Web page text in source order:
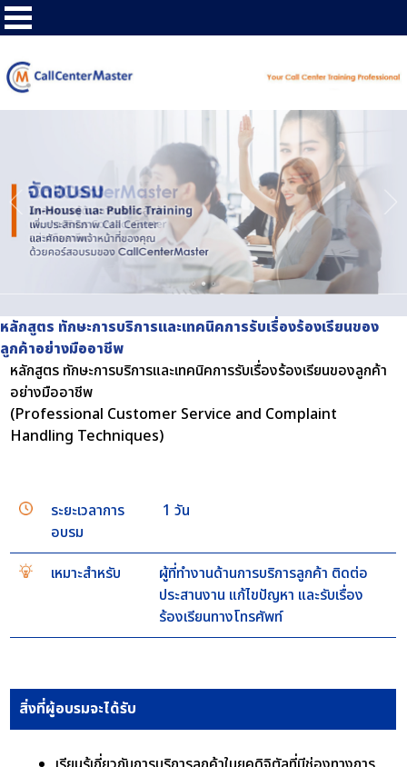
หลักสูตร ทักษะการบริการและเทคนิคการรับเรื่องร้องเรียนของ
ลูกค้าอย่างมืออาชีพ
หลักสูตร ทักษะการบริการและเทคนิคการรับเรื่องร้องเรียนของลูกค้า
อย่างมืออาชีพ
(Professional Customer Service and Complaint
Handling Techniques)
ระยะเวลาการ
อบรม
1 วัน
เหมาะสำหรับ
ผู้ที่ทำงานด้านการบริการลูกค้า ติดต่อ
ประสานงาน แก้ไขปัญหา และรับเรื่อง
ร้องเรียนทางโทรศัพท์
สิ่งที่ผู้อบรมจะได้รับ